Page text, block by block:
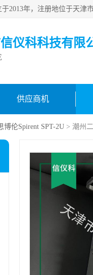
仪科科技有限
供应商机
博伦Spirent SPT-2U > 潮州